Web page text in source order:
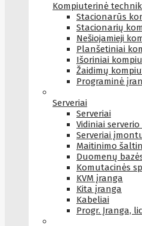
Kompiuterinė
Stacionarūs
Stacionarių
Nešiojamieji
Planšetiniai
Išoriniai
Žaidimų
Programinė
Serveriai
Serveriai
Vidiniai
Serveriai
Maitinimo
Duomenų
Komutacinės
KVM įranga
Kita įranga
Kabeliai
Progr. Įranga,